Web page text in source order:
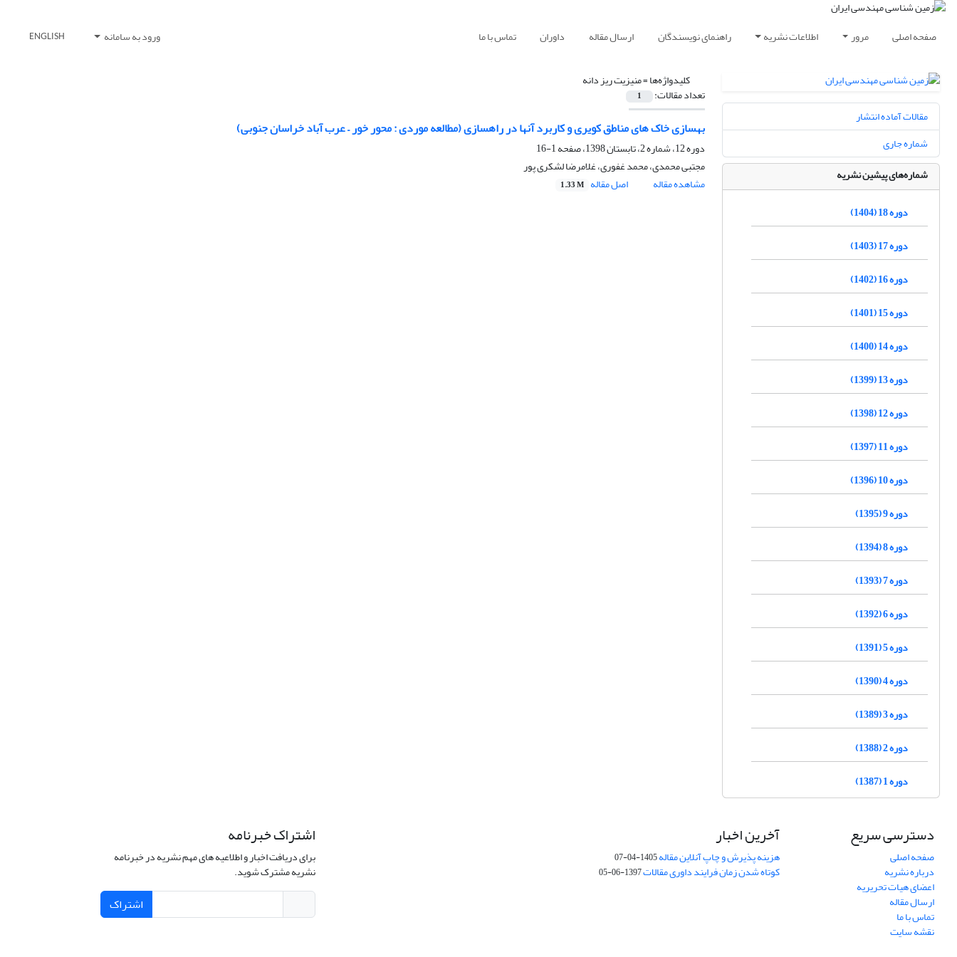
صفحه اصلی مرور اطلاعات نشریه راهنمای نویسندگان ارسال مقاله داوران تماس با ما ورود به سامانه ENGLISH
کلیدواژه‌ها =منیزیت ریز دانه
تعداد مقالات: 1
بهسازی خاک های مناطق کویری و کاربرد آنها در راهسازی (مطالعه موردی : محور خور – عرب آباد خراسان جنوبی)
دوره 12، شماره 2، تابستان 1398، صفحه
1-16
مجتبی محمدی، محمد غفوری، غلامرضا لشکری پور
مشاهده مقاله
اصل مقاله 1.33 M
مقالات آماده انتشار
شماره جاری
شماره‌های پیشین نشریه
دوره 18 (1404)
دوره 17 (1403)
دوره 16 (1402)
دوره 15 (1401)
دوره 14 (1400)
دوره 13 (1399)
دوره 12 (1398)
دوره 11 (1397)
دوره 10 (1396)
دوره 9 (1395)
دوره 8 (1394)
دوره 7 (1393)
دوره 6 (1392)
دوره 5 (1391)
دوره 4 (1390)
دوره 3 (1389)
دوره 2 (1388)
دوره 1 (1387)
دسترسی سریع
صفحه اصلی
درباره نشریه
اعضای هیات تحریریه
ارسال مقاله
تماس با ما
نقشه سایت
آخرین اخبار
هزینه پذیرش و چاپ آنلاین مقاله1405-04-07
کوتاه شدن زمان فرایند داوری مقالات1397-06-05
اشتراک خبرنامه
برای دریافت اخبار و اطلاعیه های مهم نشریه در خبرنامه
نشریه مشترک شوید.
اشتراک